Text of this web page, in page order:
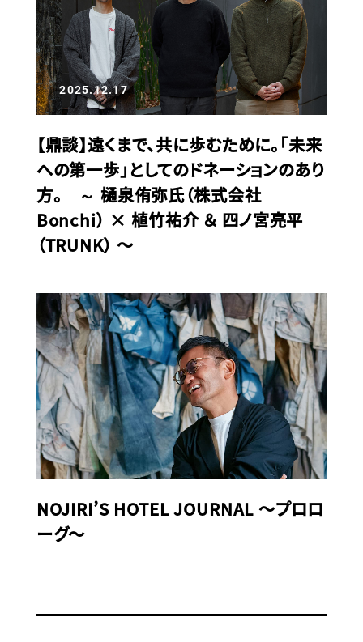
2025.12.17
【鼎談】遠くまで、共に歩むために。「未来
への第一歩」としてのドネーションのあり
方。 ～ 樋泉侑弥氏（株式会社
Bonchi） × 植竹祐介 ＆ 四ノ宮亮平
（TRUNK） 〜
NOJIRI’S HOTEL JOURNAL 〜プロロ
ーグ〜